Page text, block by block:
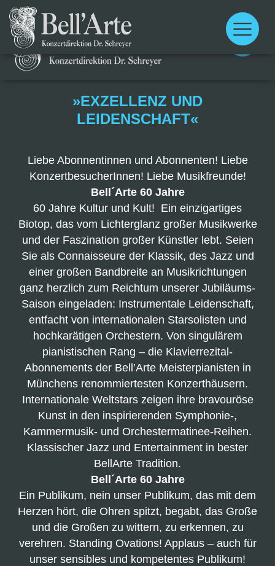
Main
menu
Main
menu
»EXZELLENZ UND
LEIDENSCHAFT«
Liebe Abonnentinnen und Abonnenten! Liebe
KonzertbesucherInnen! Liebe Musikfreunde!
Bell´Arte 60 Jahre
60 Jahre Kultur und Kult! Ein einzigartiges
Biotop, das vom Lichterglanz großer Musikwerke
und der Faszination großer Künstler lebt. Seien
Sie als Connaisseure der Klassik, des Jazz und
einer großen Bandbreite an Musikrichtungen
ganz herzlich zum Reichtum unserer Jubiläums-
Saison eingeladen: Instrumentale Leidenschaft,
entfacht von internationalen Starsolisten und
hochkarätigen Orchestern. Von singulärem
pianistischen Rang – die Klavierrezital-
Abonnements der Bell’Arte Meisterpianisten in
Münchens renommiertesten Konzerthäusern.
Internationale Weltstars zeigen ihre bravouröse
Kunst in den inspirierenden Symphonie-,
Kammermusik- und Orchestermatinee-Reihen.
Klassischer Jazz und Entertainment in bester
BellArte Tradition.
Bell´Arte 60 Jahre
Ein Publikum, nein unser Publikum, das mit dem
Herzen hört, die Ohren spitzt, begabt, das Große
und die Großen zu wittern, zu erkennen, zu
verehren. Standing Ovations! Applaus – auch für
unser sensibles und kompetentes Publikum!